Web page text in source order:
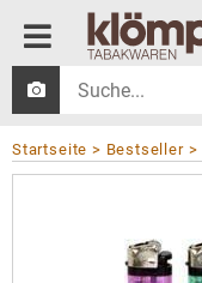
Startseite Bestseller